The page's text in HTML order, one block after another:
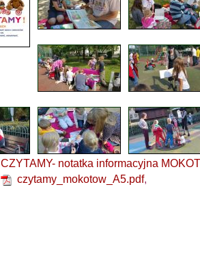
CZYTAMY- notatka informacyjna
czytamy_mokotow_A5.pdf,